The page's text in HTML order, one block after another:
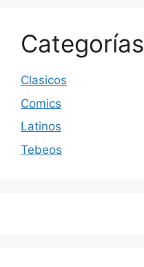
Categorías
Clasicos
Comics
Latinos
Tebeos